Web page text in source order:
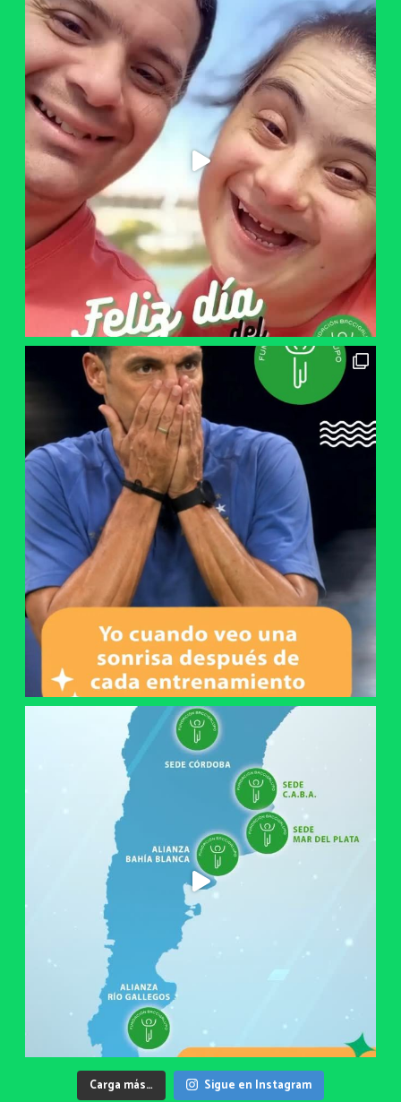
Carga más… Sigue en Instagram